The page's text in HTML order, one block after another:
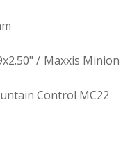
/ Maxxis Minion
Control MC22